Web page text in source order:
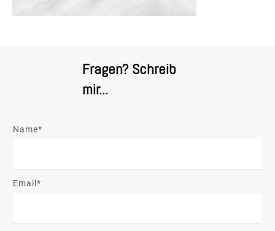
Fragen? Schreib
mir...
Name*
Email*